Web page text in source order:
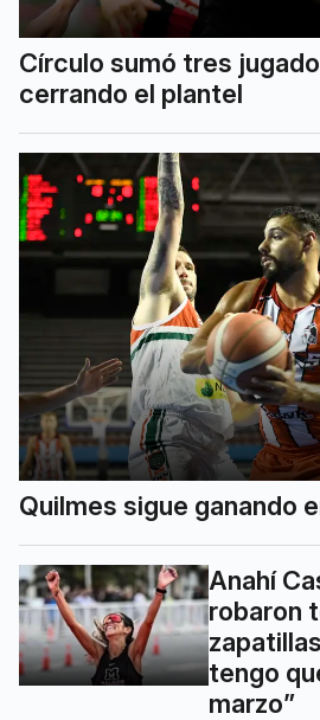
Círculo sumó tres
cerrando el plantel
Quilmes sigue ganando
Anahí
robaron
tengo
marzo”